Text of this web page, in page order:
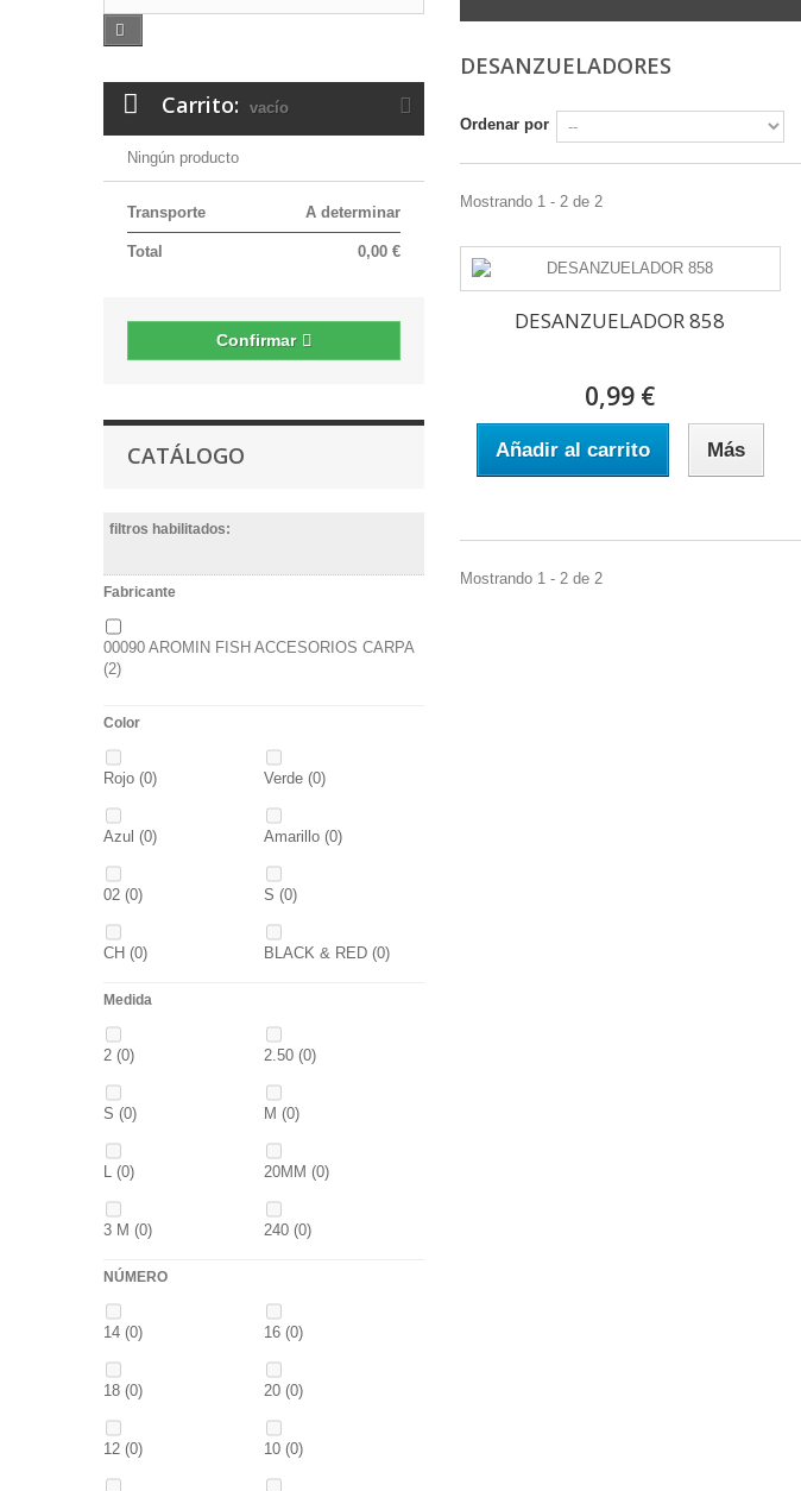
Carrito: vacío
Ningún producto
A determinar
Transporte
0,00 €
Total
Confirmar
CATÁLOGO
filtros habilitados:
Fabricante
00090 AROMIN FISH ACCESORIOS CARPA
(2)
Color
Rojo (0) Verde (0)
Azul (0) Amarillo (0)
02 (0) S (0)
CH (0) BLACK & RED (0)
(0) (0)
(0) (0)
38(0)
(0) (0)
D.GREN PURPLE
18(0) blanca
Medida
2 (0) 2.50 (0)
S (0) M (0)
L (0) 20MM (0)
3 M (0) 240 (0)
500(0) 600(0)
700(0) 800(0)
8MM (0) 2 M (0)
NÚMERO
14 (0) 16 (0)
18 (0) 20 (0)
12 (0) 10 (0)
DESANZUELADORES
Ordenar por
Mostrando 1 - 2 de 2
DESANZUELADOR 858
0,99 €
Añadir al carrito Más
Mostrando 1 - 2 de 2